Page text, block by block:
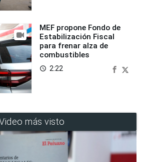
MEF propone Fondo de
Estabilización Fiscal
para frenar alza de
combustibles
access_time 2:22
más visto